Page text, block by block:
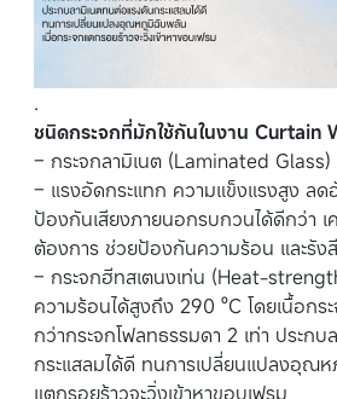
.
ชนิดกระจกที่มักใช้กันในงาน Curtain
– กระจกลามิเนต (Laminated
– แรงอัดกระแทก ความแข็งแรงสูง ลด
ป้องกันเสียงภายนอกรบกวนได้ดีกว่า เ
ต้องการ ช่วยป้องกันความร้อน และรัง
– กระจกฮีทสเตนงเท่น (Heat-
ความร้อนได้สูงถึง 290 ºC โดยเนื้อกร
กว่ากระจกโฟลทธรรมดา 2 เท่า ประก
กระแสลมได้ดี ทนการเปลี่ยนแปลงอุณ
แตกรอยร้าวจะวิ่งเข้าหาขอบเฟรม